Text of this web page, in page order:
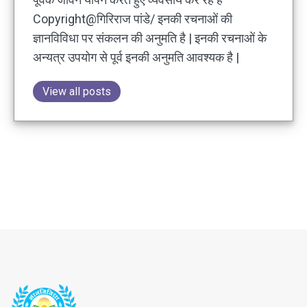
Copyright@गिरिराज पांडे/ इनकी रचनाओं की
ज्ञानविविधा पर संकलन की अनुमति है | इनकी रचनाओं के
अन्यत्र उपयोग से पूर्व इनकी अनुमति आवश्यक है |
View all posts